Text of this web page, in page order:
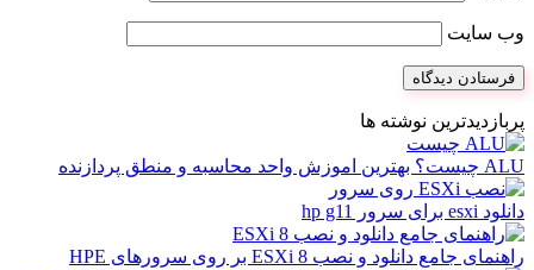
وب‌ سایت
پربازدیدترین نوشته ها
ALU چیست؟ بهترین اموزش واحد محاسبه و منطق پردازنده
دانلود esxi برای سرور hp g11
راهنمای جامع دانلود و نصب ESXi 8 بر روی سرورهای HPE